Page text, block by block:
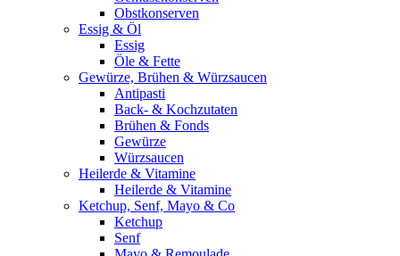
Obstkonserven
Essig & Öl
Essig
Öle & Fette
Gewürze, Brühen & Würzsaucen
Antipasti
Back- & Kochzutaten
Brühen & Fonds
Gewürze
Würzsaucen
Heilerde & Vitamine
Heilerde & Vitamine
Ketchup, Senf, Mayo & Co
Ketchup
Senf